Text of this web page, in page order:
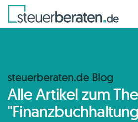
steuerberaten.de Blog
Alle Artikel zum